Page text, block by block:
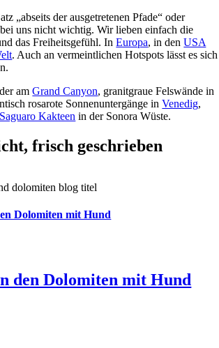
„abseits der ausgetretenen Pfade“ oder
uns nicht wichtig. Wir lieben einfach die
das Freiheitsgefühl. InEuropa, in denUSA
. Auch an vermeintlichen Hotspots lässt es sich
amGrand Canyon, granitgraue Felswände in
rosarote Sonnenuntergänge inVenedig,
Saguaro Kakteen in der Sonora Wüste.
frisch geschrieben
Dolomiten mit Hund
den Dolomiten mit Hund